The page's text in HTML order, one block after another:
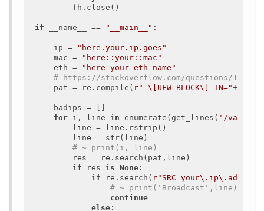
        fh.close()
if __name__ == "__main__" :
    ip =
"here.your.ip.goes"
    mac =
"here::your::mac"
    eth =
"here your eth name"
# https://stackoverflow.com/questions/
    pat = re.compile(
r" \[UFW BLOCK\] IN="+eth+
    badips = []
for i, line in enumerate(get_lines( '/var/
        line = line.rstrip()
        line = str(line)
# ~ print(i, line)
        res = re.search(pat,line)
if res is None :
if re.search( r"SRC=your\.ip\.addr\."
# ~ print('Broadcast',line)
continue
else :